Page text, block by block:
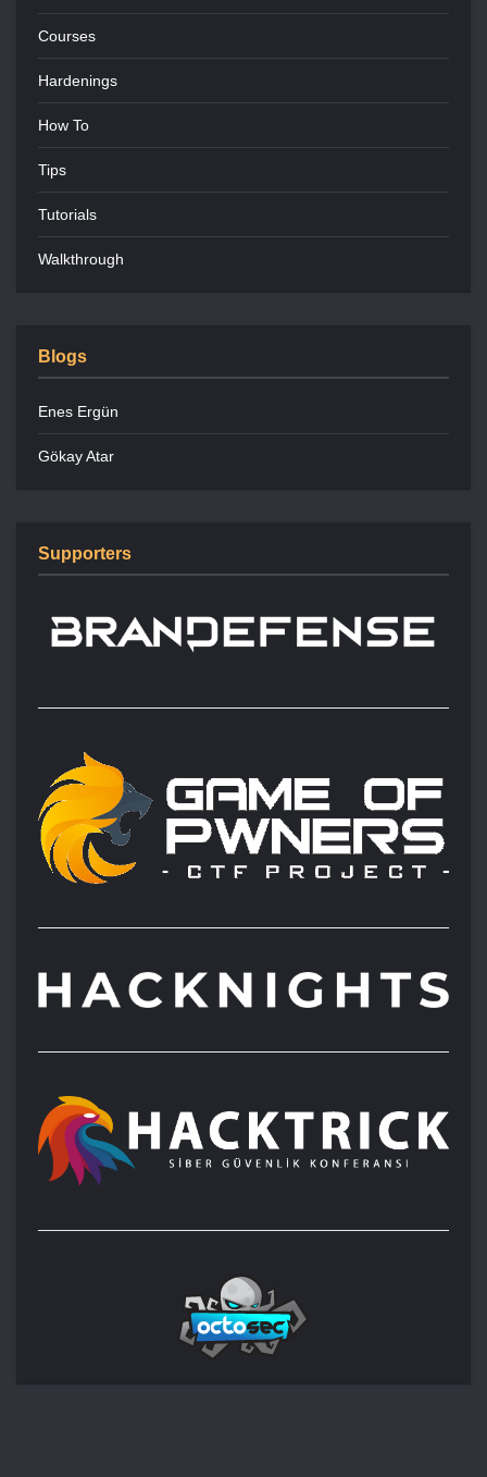
Courses
Hardenings
How To
Tips
Tutorials
Walkthrough
Blogs
Enes Ergün
Gökay Atar
Supporters